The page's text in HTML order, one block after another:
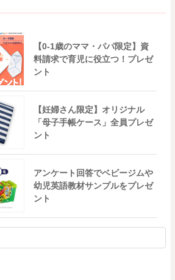
【0-1歳のママ・パパ限定】資
料請求で育児に役立つ！プレゼ
ント
【妊婦さん限定】オリジナル
「母子手帳ケース」全員プレゼ
ント
アンケート回答でベビージムや
幼児英語教材サンプルをプレゼ
ント